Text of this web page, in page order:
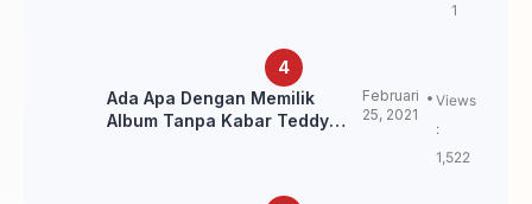
1
Ada Apa Dengan Memilik
Album Tanpa Kabar Teddy
Februari
25, 2021
Views
:
1,522